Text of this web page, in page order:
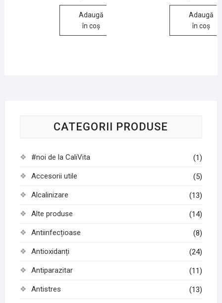
Adaugă
în coș
Adaugă
în coș
CATEGORII PRODUSE
#noi de la CaliVita (1)
Accesorii utile (5)
Alcalinizare (13)
Alte produse (14)
Antiinfecțioase (8)
Antioxidanți (24)
Antiparazitar (11)
Antistres (13)